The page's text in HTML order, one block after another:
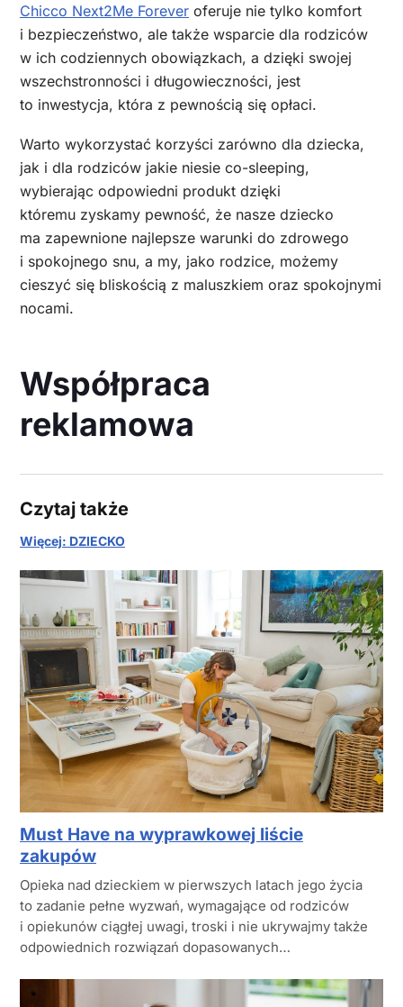
Chicco Next2Me Forever oferuje nie tylko komfort
i bezpieczeństwo, ale także wsparcie dla rodziców
w ich codziennych obowiązkach, a dzięki swojej
wszechstronności i długowieczności, jest
to inwestycja, która z pewnością się opłaci.
Warto wykorzystać korzyści zarówno dla dziecka,
jak i dla rodziców jakie niesie co-sleeping,
wybierając odpowiedni produkt dzięki
któremu zyskamy pewność, że nasze dziecko
ma zapewnione najlepsze warunki do zdrowego
i spokojnego snu, a my, jako rodzice, możemy
cieszyć się bliskością z maluszkiem oraz spokojnymi
nocami.
Współpraca
reklamowa
Czytaj także
Więcej: DZIECKO
Must Have na wyprawkowej liście
zakupów
Opieka nad dzieckiem w pierwszych latach jego życia
to zadanie pełne wyzwań, wymagające od rodziców
i opiekunów ciągłej uwagi, troski i nie ukrywajmy także
odpowiednich rozwiązań dopasowanych…